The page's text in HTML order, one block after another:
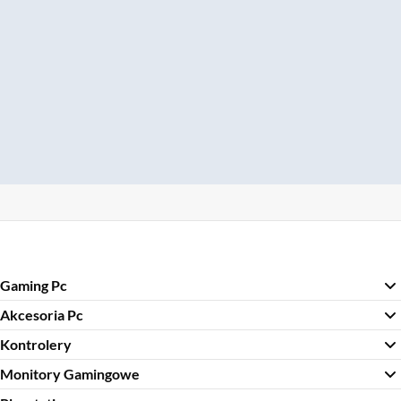
Gaming Pc
Akcesoria Pc
Kontrolery
Monitory Gamingowe